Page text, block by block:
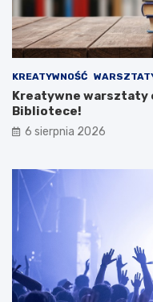
KREATYWNOŚĆ
Kreatywne warsztaty
Bibliotece!
6 sierpnia 2026